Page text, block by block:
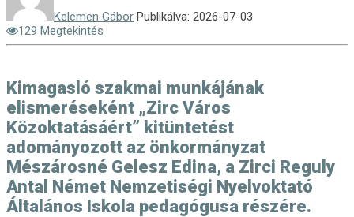
Kelemen Gábor Publikálva: 2026-07-03
129 Megtekintés
Kimagasló szakmai munkájának
elismeréseként „Zirc Város
Közoktatásáért” kitüntetést
adományozott az önkormányzat
Mészárosné Gelesz Edina, a Zirci Reguly
Antal Német Nemzetiségi Nyelvoktató
Általános Iskola pedagógusa részére.